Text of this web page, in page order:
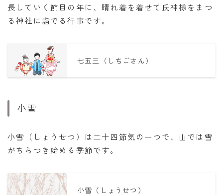
長していく節目の年に、晴れ着を着せて氏神様をまつ
る神社に詣でる行事です。
七五三（しちごさん）
小雪
小雪（しょうせつ）は二十四節気の一つで、山では雪
がちらつき始める季節です。
小雪（しょうせつ）